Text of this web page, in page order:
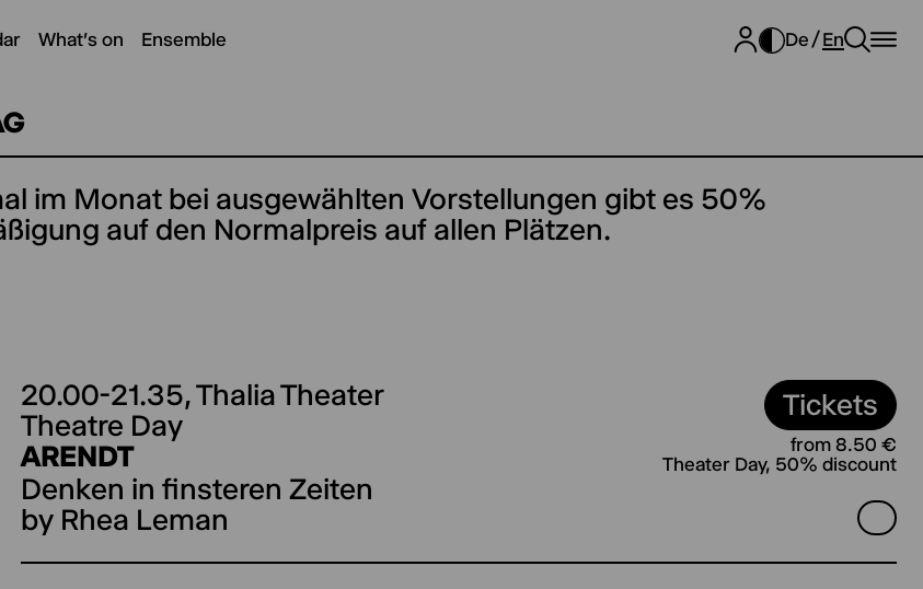
What's on Ensemble De En
im Monat bei ausgewählten Vorstellungen gibt es 50%
auf den Normalpreis auf allen Plätzen.
20.00-21.35,Thalia Theater
Theatre Day
ARENDT
Denken in finsteren Zeiten
by Rhea Leman
Tickets
from 8.50 €
Theater Day, 50% discount